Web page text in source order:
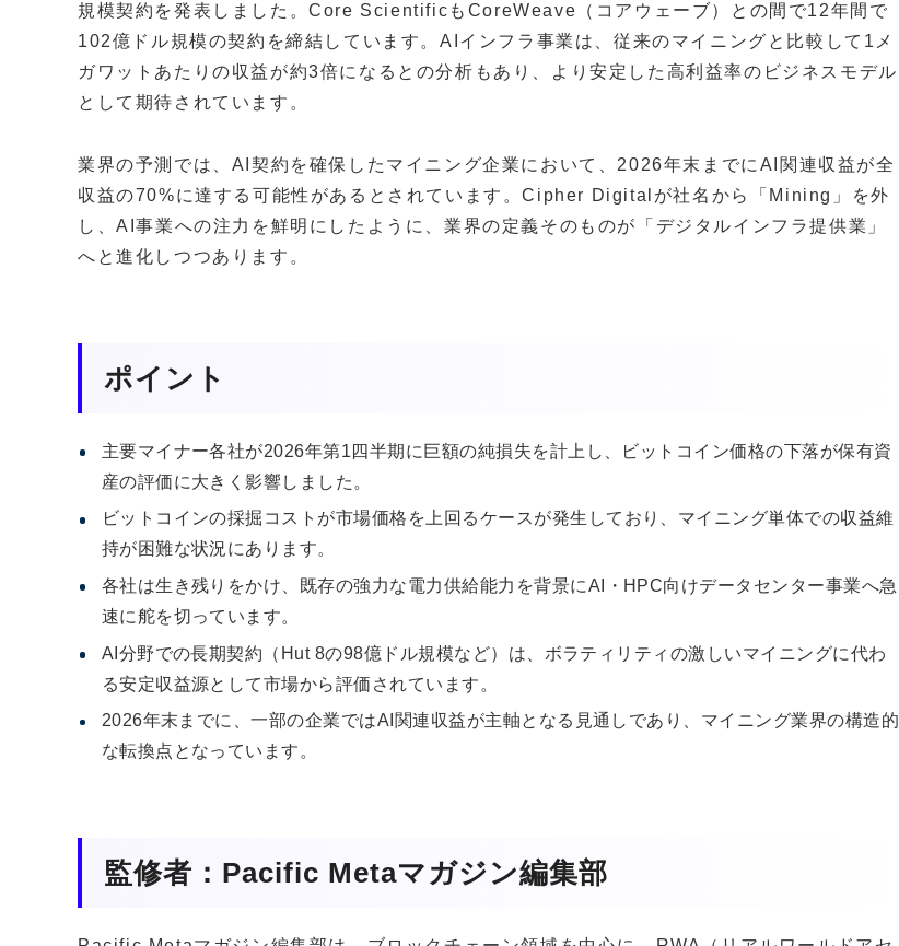
規模契約を発表しました。Core ScientificもCoreWeave（コアウェーブ）との間で12年間で
102億ドル規模の契約を締結しています。AIインフラ事業は、従来のマイニングと比較して1メ
ガワットあたりの収益が約3倍になるとの分析もあり、より安定した高利益率のビジネスモデル
として期待されています。
業界の予測では、AI契約を確保したマイニング企業において、2026年末までにAI関連収益が全
収益の70%に達する可能性があるとされています。Cipher Digitalが社名から「Mining」を外
し、AI事業への注力を鮮明にしたように、業界の定義そのものが「デジタルインフラ提供業」
へと進化しつつあります。
ポイント
主要マイナー各社が2026年第1四半期に巨額の純損失を計上し、ビットコイン価格の下落が保有資
産の評価に大きく影響しました。
ビットコインの採掘コストが市場価格を上回るケースが発生しており、マイニング単体での収益維
持が困難な状況にあります。
各社は生き残りをかけ、既存の強力な電力供給能力を背景にAI・HPC向けデータセンター事業へ急
速に舵を切っています。
AI分野での長期契約（Hut 8の98億ドル規模など）は、ボラティリティの激しいマイニングに代わ
る安定収益源として市場から評価されています。
2026年末までに、一部の企業ではAI関連収益が主軸となる見通しであり、マイニング業界の構造的
な転換点となっています。
監修者：Pacific Metaマガジン編集部